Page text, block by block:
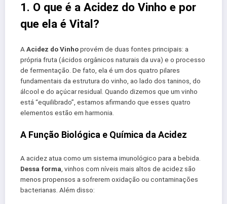
1. O que é a Acidez do Vinho e por
que ela é Vital?
A Acidez do Vinhoprovém de duas fontes principais: a
própria fruta (ácidos orgânicos naturais da uva) e o processo
de fermentação. De fato, ela é um dos quatro pilares
fundamentais da estrutura do vinho, ao lado dos taninos, do
álcool e do açúcar residual. Quando dizemos que um vinho
está “equilibrado”, estamos afirmando que esses quatro
elementos estão em harmonia.
A Função Biológica e Química da Acidez
A acidez atua como um sistema imunológico para a bebida.
Dessa forma , vinhos com níveis mais altos de acidez são
menos propensos a sofrerem oxidação ou contaminações
bacterianas. Além disso: